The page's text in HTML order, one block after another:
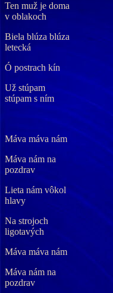
Ten muž je doma
v oblakoch
Biela blúza blúza
letecká
Ó postrach kín
Už stúpam
stúpam s ním
Máva máva nám
Máva nám na
pozdrav
Lieta nám vôkol
hlavy
Na strojoch
ligotavých
Máva máva nám
Máva nám na
pozdrav